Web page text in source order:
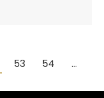
53 54
…